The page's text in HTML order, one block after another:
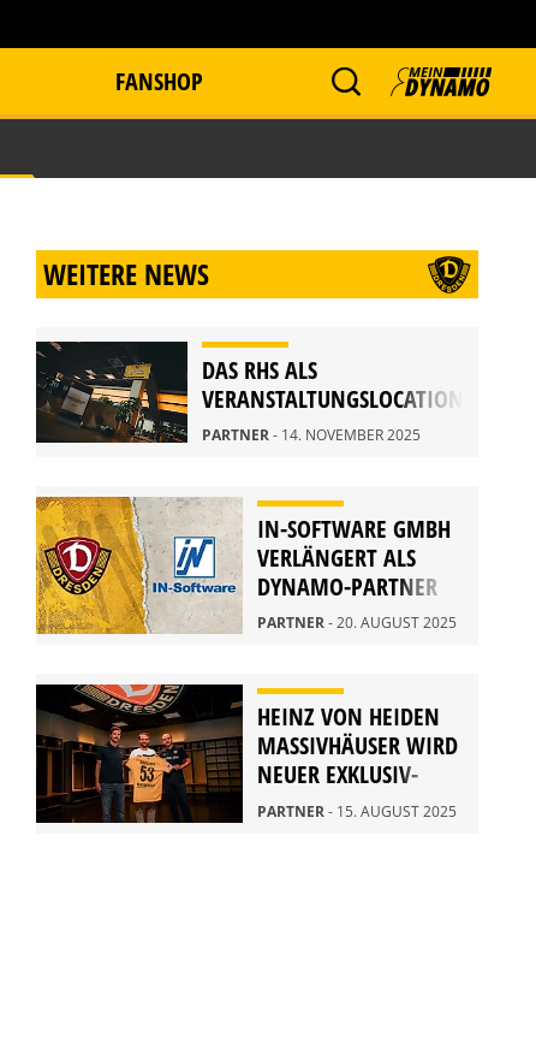
FANSHOP
WEITERE NEWS
DAS RHS ALS
VERANSTALTUNGSLOCATION
PARTNER- 14. NOVEMBER 2025
IN-SOFTWARE GMBH
VERLÄNGERT ALS
DYNAMO-PARTNER
PARTNER- 20. AUGUST 2025
HEINZ VON HEIDEN
MASSIVHÄUSER WIRD
NEUER EXKLUSIV-
PARTNER
PARTNER- 15. AUGUST 2025